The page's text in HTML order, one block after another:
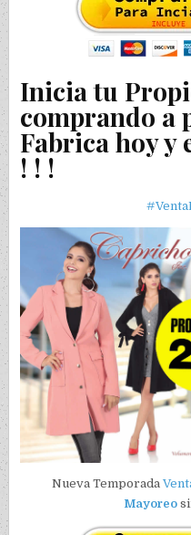
Inicia tu
comprando a
Fabrica hoy y
! ! !
Nueva Temporada
Mayoreo